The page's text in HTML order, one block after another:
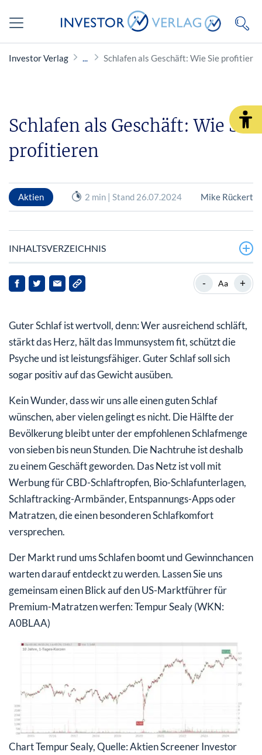
Investor Verlag Schlafen als Geschäft: Wie Sie profitieren
Schlafen als Geschäft: Wie Sie
profitieren
Aktien 2 min | Stand 26.07.2024 Mike Rückert
INHALTSVERZEICHNIS
Premium-Matratzen: Marktanteil wächst
- Aa +
Guter Schlaf ist wertvoll, denn: Wer ausreichend schläft,
stärkt das Herz, hält das Immunsystem fit, schützt die
Psyche und ist leistungsfähiger. Guter Schlaf soll sich
sogar positiv auf das Gewicht ausüben.
Kein Wunder, dass wir uns alle einen guten Schlaf
wünschen, aber vielen gelingt es nicht. Die Hälfte der
Bevölkerung bleibt unter der empfohlenen Schlafmenge
von sieben bis neun Stunden. Die Nachtruhe ist deshalb
zu einem Geschäft geworden. Das Netz ist voll mit
Werbung für CBD-Schlaftropfen, Bio-Schlafunterlagen,
Schlaftracking-Armbänder, Entspannungs-Apps oder
Matratzen, die einen besonderen Schlafkomfort
versprechen.
Der Markt rund ums Schlafen boomt und Gewinnchancen
warten darauf entdeckt zu werden. Lassen Sie uns
gemeinsam einen Blick auf den US-Marktführer für
Premium-Matratzen werfen: Tempur Sealy (WKN:
A0BLAA)
Chart Tempur Sealy, Quelle: Aktien Screener Investor